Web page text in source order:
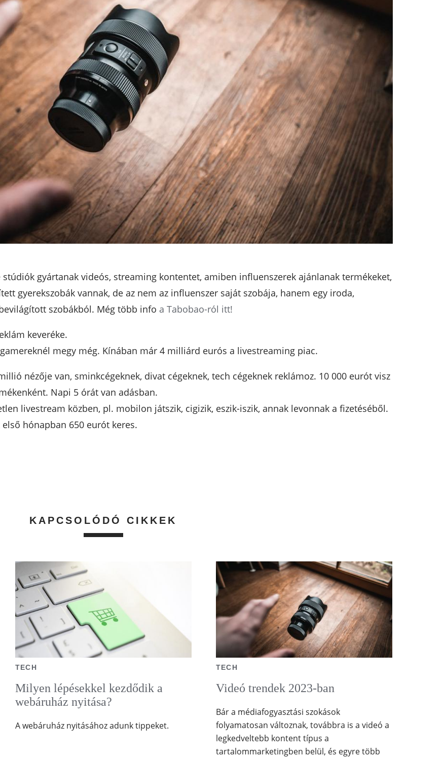
gyártanak videós, streaming kontentet, amiben influenszerek ajánlanak termékeket,
gyerekszobák vannak, de az nem az influenszer saját szobája, hanem egy iroda,
szobákból. Még több info a Tabobao-ról itt!
keveréke.
megy még. Kínában már 4 milliárd eurós a livestreaming piac.
nézője van, sminkcégeknek, divat cégeknek, tech cégeknek reklámoz. 10 000 eurót visz
Napi 5 órát van adásban.
livestream közben, pl. mobilon játszik, cigizik, eszik-iszik, annak levonnak a fizetéséből.
hónapban 650 eurót keres.
KAPCSOLÓDÓ CIKKEK
TECH
Milyen lépésekkel kezdődik a
webáruház nyitása?
A webáruház nyitásához adunk tippeket.
TECH
Videó trendek 2023-ban
Bár a médiafogyasztási szokások
folyamatosan változnak, továbbra is a videó a
legkedveltebb kontent típus a
tartalommarketingben belül, és egyre több